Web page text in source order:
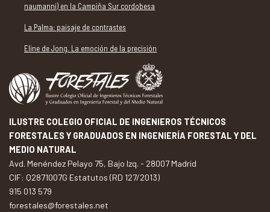
naumanni) en la Campiña Sur cordobesa
La Palma: paisaje de contrastes
Eline de Jong. La emoción de la precisión
ILUSTRE COLEGIO OFICIAL DE INGENIEROS TÉCNICOS
FORESTALES Y GRADUADOS EN INGENIERÍA FORESTAL Y DEL
MEDIO NATURAL
Avd. Menéndez Pelayo 75, Bajo Izq. - 28007 Madrid
CIF: Q2871007G Estatutos (RD 127/2013)
915 013 579
forestales@forestales.net